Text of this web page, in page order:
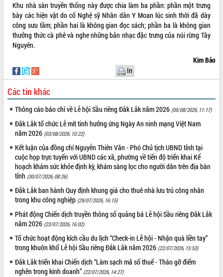
THỐNG KÊ TRUY CẬP
Hôm nay: 18237
Tất cả:
66030977
Khu nhà sàn truyền thống này được chia làm ba phần: phần một trưng
bày các hiện vật do cố Nghệ sỹ Nhân dân Y Moan lúc sinh thời đã dày
công sưu tầm; phần hai là không gian đọc sách; phần ba là không gian
thưởng thức cà phê và nghe những bản nhạc đặc trưng của núi rừng Tây
Nguyên.
Kim Bảo
In
Các tin khác
Thông cáo báo chí về Lễ hội Sầu riêng Đắk Lắk năm 2026 (05/08/2026, 11:17)
Đắk Lắk tổ chức Lễ mít tinh hưởng ứng Ngày An ninh mạng Việt Nam
năm 2026 (03/08/2026, 10:22)
Kết luận của đồng chí Nguyễn Thiên Văn - Phó Chủ tịch UBND tỉnh tại
cuộc họp trực tuyến với UBND các xã, phường về tiến độ triển khai Kế
hoạch khám sức khỏe định kỳ, khám sàng lọc cho người dân trên địa bàn
tỉnh (30/07/2026, 08:26)
Đắk Lắk ban hành Quy định khung giá cho thuê nhà lưu trú công nhân
trong khu công nghiệp (29/07/2026, 16:15)
Phát động Chiến dịch truyền thông số quảng bá Lễ hội Sầu riêng Đắk Lắk
năm 2026 (23/07/2026, 16:02)
Tổ chức hoạt động kích cầu du lịch “Check-in Lễ hội - Nhận quà liền tay”
trong khuôn khổ Lễ hội Sầu riêng Đắk Lắk năm 2026 (22/07/2026, 15:53)
Đắk Lắk triển khai Chiến dịch “Làm sạch mã số thuế - Tháo gỡ điểm
nghẽn trong kinh doanh” (22/07/2026, 14:27)